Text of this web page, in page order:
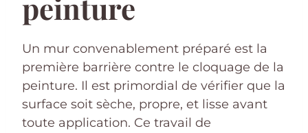
peinture
Un mur convenablement préparé est la
première barrière contre le cloquage de la
peinture. Il est primordial de vérifier que la
surface soit sèche, propre, et lisse avant
toute application. Ce travail de